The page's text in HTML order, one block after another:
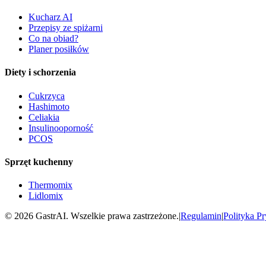
Kucharz AI
Przepisy ze spiżarni
Co na obiad?
Planer posiłków
Diety i schorzenia
Cukrzyca
Hashimoto
Celiakia
Insulinooporność
PCOS
Sprzęt kuchenny
Thermomix
Lidlomix
© 2026 GastrAI. Wszelkie prawa zastrzeżone.|Regulamin|Polityka